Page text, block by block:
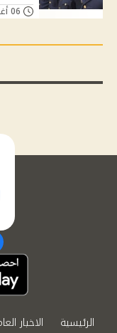
الرئيسية الاخبار